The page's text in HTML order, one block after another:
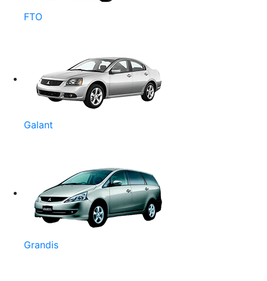
FTO
Galant
Grandis